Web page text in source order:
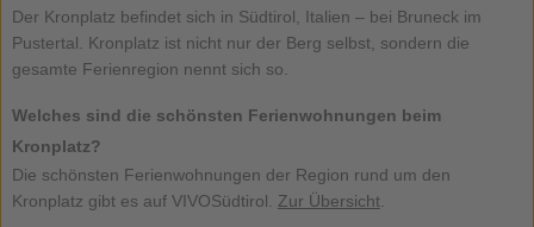
Der Kronplatz befindet sich in Südtirol, Italien – bei Bruneck im
Pustertal. Kronplatz ist nicht nur der Berg selbst, sondern die
gesamte Ferienregion nennt sich so.
Welches sind die schönsten Ferienwohnungen beim
Kronplatz?
Die schönsten Ferienwohnungen der Region rund um den
Kronplatz gibt es auf VIVOSüdtirol. Zur Übersicht.